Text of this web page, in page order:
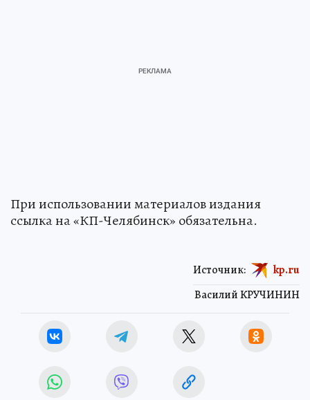
При использовании материалов издания
ссылка на «КП-Челябинск» обязательна.
Василий КРУЧИНИН
Источник: kp.ru